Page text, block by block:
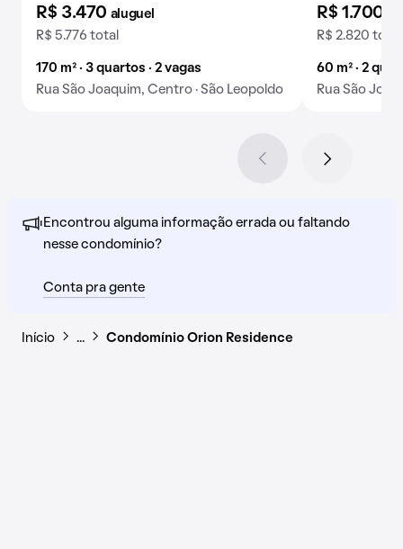
R$ 3.470 aluguel
R$ 5.776 total
170 m² · 3 quartos · 2 vagas
Rua São Joaquim, Centro · São Leopoldo
R$ 1.700
R$ 2.820 total
60 m² · 2
Rua São
Encontrou alguma informação errada ou faltando
nesse condomínio?
Conta pra gente
Início … Condomínio Orion Residence